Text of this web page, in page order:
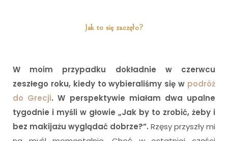
Jak to się zaczęło?
W moim przypadku dokładnie w czerwcu
zeszłego roku, kiedy to wybieraliśmy się w podróż
do Grecji. W perspektywie miałam dwa upalne
tygodnie i myśli w głowie „Jak by to zrobić, żeby i
bez makijażu wyglądać dobrze?”. Rzęsy przyszły mi